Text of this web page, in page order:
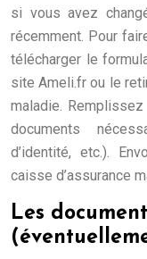
si vous avez
récemment. Pour
télécharger le
site Ameli.fr ou le
maladie.
documents
d’identité, etc.).
caisse d’assurance
Les